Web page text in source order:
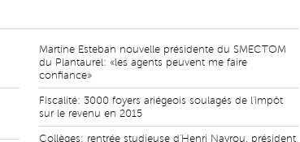
Martine Esteban nouvelle présidente du SMECTOM
du Plantaurel: «les agents peuvent me faire
confiance»
Fiscalité: 3000 foyers ariégeois soulagés de l'impôt
sur le revenu en 2015
Collèges: rentrée studieuse d'Henri Nayrou, président